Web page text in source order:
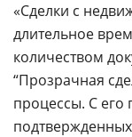
«Сделки с
длительное
количеством
“Прозрачная
процессы. С